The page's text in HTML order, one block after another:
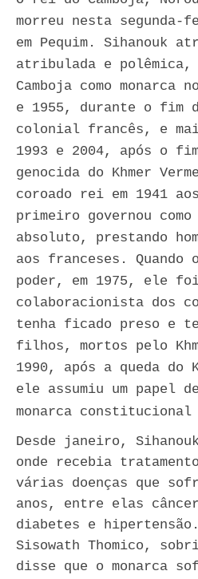
morreu nesta segunda-
em Pequim. Sihanouk
atribulada e polêmica,
Camboja como monarca
e 1955, durante o fim
colonial francês, e
1993 e 2004, após o
genocida do Khmer
coroado rei em 1941
primeiro governou como
absoluto, prestando
aos franceses. Quando
poder, em 1975, ele foi
colaboracionista dos
tenha ficado preso e
filhos, mortos pelo
1990, após a queda do
ele assumiu um papel
monarca constitucional
Desde janeiro,
onde recebia
várias doenças que
anos, entre elas
diabetes e
Sisowath Thomico,
disse que o monarca